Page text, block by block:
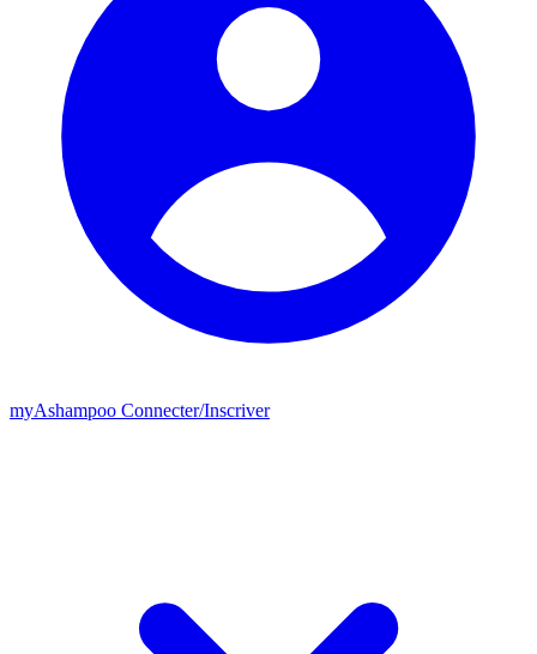
myAshampoo Connecter/Inscriver